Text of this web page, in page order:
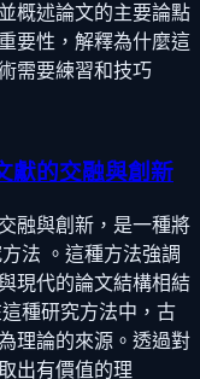
概述論文的主要論點
要性，解釋為什麼這
需要練習和技巧
獻的交融與創新
融與創新，是一種將
法 。這種方法強調
現代的論文結構相結
種研究方法中，古
理論的來源。透過對
出有價值的理